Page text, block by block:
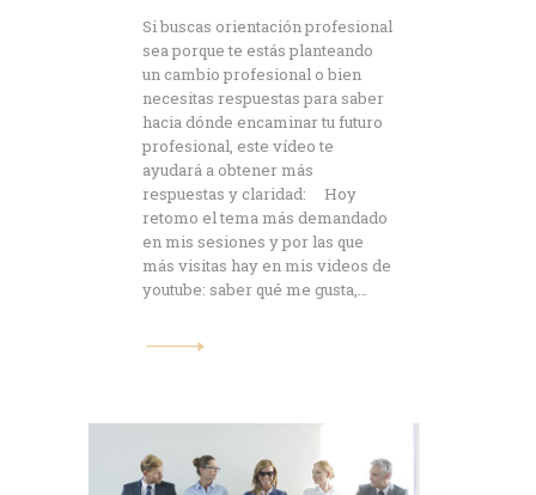
Si buscas orientación profesional
sea porque te estás planteando
un cambio profesional o bien
necesitas respuestas para saber
hacia dónde encaminar tu futuro
profesional, este vídeo te
ayudará a obtener más
respuestas y claridad: Hoy
retomo el tema más demandado
en mis sesiones y por las que
más visitas hay en mis videos de
youtube: saber qué me gusta,…